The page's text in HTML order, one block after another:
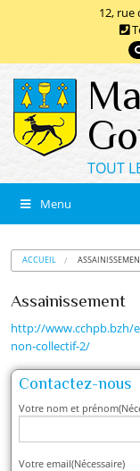
12, rue
TOUT
Menu
ACCUEIL
Assainissement
http://www.cchpb.bzh/
non-collectif-2/
Contactez-nous
Votre nom et prénom
Votre email(Nécessaire)